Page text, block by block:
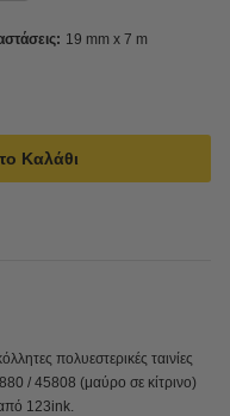
19 mm x 7 m
Καλάθι
πολυεστερικές ταινίες
/ 45808 (μαύρο σε κίτρινο)
123ink.